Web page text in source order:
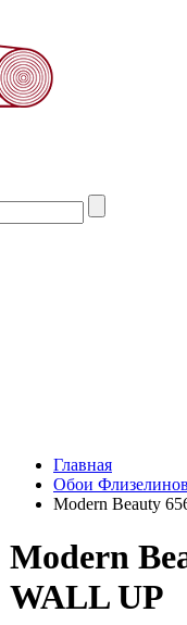
Главная
Обои
Modern Beauty
Modern
WALL UP